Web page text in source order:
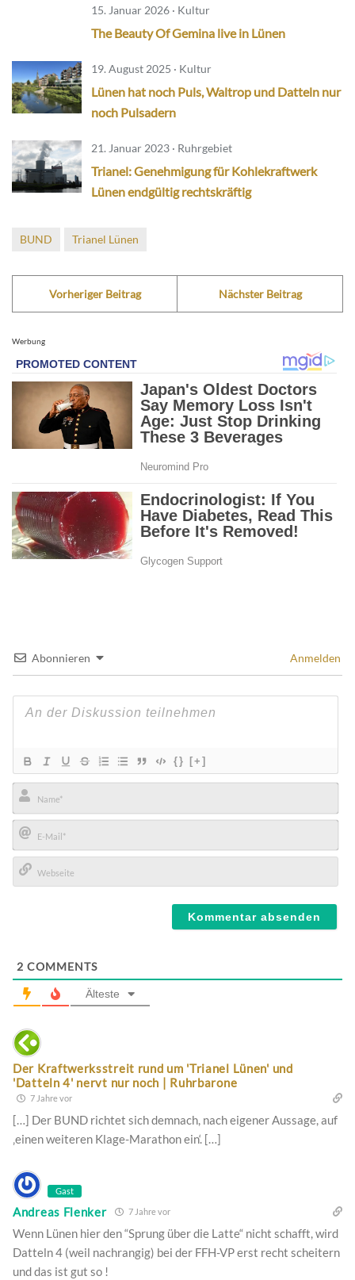
15. Januar 2026 · Kultur
The Beauty Of Gemina live in Lünen
19. August 2025 · Kultur
Lünen hat noch Puls, Waltrop und Datteln nur
noch Pulsadern
21. Januar 2023 · Ruhrgebiet
Trianel: Genehmigung für Kohlekraftwerk
Lünen endgültig rechtskräftig
BUND Trianel Lünen
Vorheriger Beitrag Nächster Beitrag
Werbung
Abonnieren Anmelden
{} [+]
Name*
E-
Mail*
2 COMMENTS
Älteste
Der Kraftwerksstreit rund um 'Trianel Lünen' und
'Datteln 4' nervt nur noch | Ruhrbarone
7 Jahre vor
[…] Der BUND richtet sich demnach, nach eigener Aussage, auf
‚einen weiteren Klage-Marathon ein‘. […]
Gast
Andreas Flenker 7 Jahre vor
Wenn Lünen hier den “Sprung über die Latte“ nicht schafft, wird
Datteln 4 (weil nachrangig) bei der FFH-VP erst recht scheitern
und das ist gut so !